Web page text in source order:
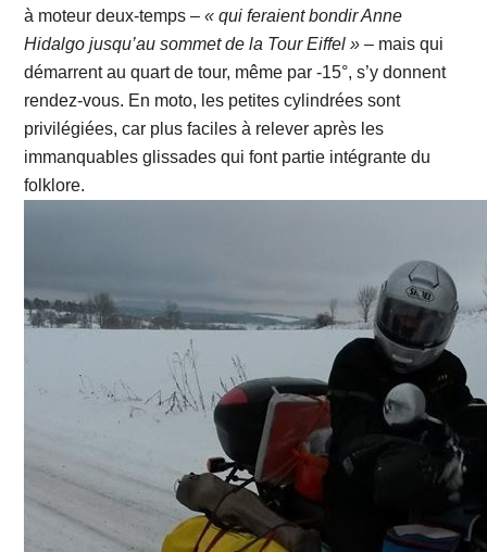
à moteur deux-temps –« qui feraient bondir Anne
Hidalgo jusqu’au sommet de la Tour Eiffel » – mais qui
démarrent au quart de tour, même par -15°, s’y donnent
rendez-vous. En moto, les petites cylindrées sont
privilégiées, car plus faciles à relever après les
immanquables glissades qui font partie intégrante du
folklore.